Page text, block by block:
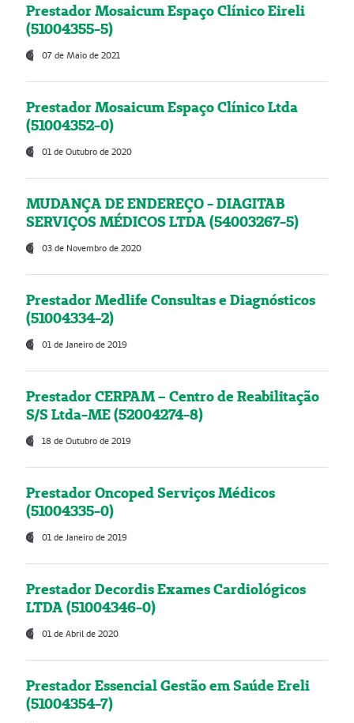
Prestador Mosaicum Espaço Clínico Eireli
(51004355-5)
07 de Maio de 2021
Prestador Mosaicum Espaço Clínico Ltda
(51004352-0)
01 de Outubro de 2020
MUDANÇA DE ENDEREÇO - DIAGITAB
SERVIÇOS MÉDICOS LTDA (54003267-5)
03 de Novembro de 2020
Prestador Medlife Consultas e Diagnósticos
(51004334-2)
01 de Janeiro de 2019
Prestador CERPAM – Centro de Reabilitação
S/S Ltda-ME (52004274-8)
18 de Outubro de 2019
Prestador Oncoped Serviços Médicos
(51004335-0)
01 de Janeiro de 2019
Prestador Decordis Exames Cardiológicos
LTDA (51004346-0)
01 de Abril de 2020
Prestador Essencial Gestão em Saúde Ereli
(51004354-7)